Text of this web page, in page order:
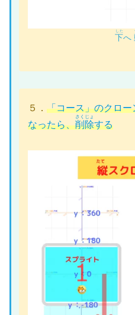
下
した
へ
５． 「コース」のクロー
なったら、削除
さくじょ
する